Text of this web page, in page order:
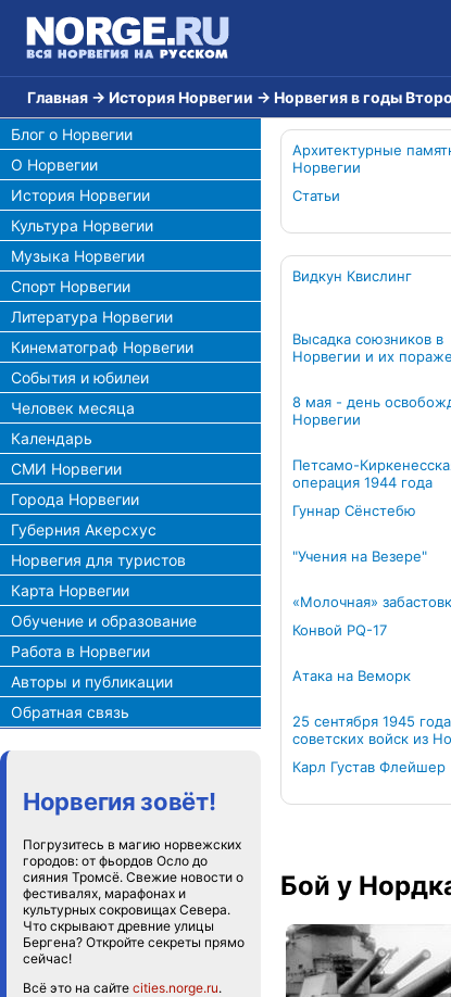
Главная → История Норвегии → Норвегия в годы
Блог о Норвегии
О Норвегии
История Норвегии
Культура Норвегии
Музыка Норвегии
Спорт Норвегии
Литература Норвегии
Кинематограф Норвегии
События и юбилеи
Человек месяца
Календарь
СМИ Норвегии
Города Норвегии
Губерния Акерсхус
Норвегия для туристов
Карта Норвегии
Обучение и образование
Работа в Норвегии
Авторы и публикации
Обратная связь
Норвегия зовёт!
Погрузитесь в магию норвежских
городов: от фьордов Осло до
сияния Тромсё. Свежие новости о
фестивалях, марафонах и
культурных сокровищах Севера.
Что скрывают древние улицы
Бергена? Откройте секреты прямо
сейчас!
Всё это на сайте cities.norge.ru.
Архитектурные
Норвегии
Статьи
Видкун Квислинг
Высадка союзников в
Норвегии и их
8 мая - день
Норвегии
Петсамо-
операция 1944 года
Гуннар Сёнстебю
"Учения на Везере"
«Молочная»
Конвой PQ-17
Атака на Веморк
25 сентября 1945
советских войск из
Карл Густав Флейшер
Бой у